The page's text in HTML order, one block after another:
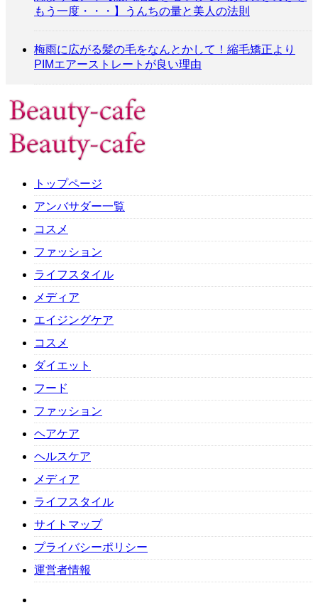
もう一度・・・】うんちの量と美人の法則
梅雨に広がる髪の毛をなんとかして！縮毛矯正より
PIMエアーストレートが良い理由
トップページ
アンバサダー一覧
コスメ
ファッション
ライフスタイル
メディア
エイジングケア
コスメ
ダイエット
フード
ファッション
ヘアケア
ヘルスケア
メディア
ライフスタイル
サイトマップ
プライバシーポリシー
運営者情報